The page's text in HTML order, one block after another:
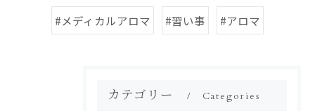
#メディカルアロマ #習い事 #アロマ
カテゴリー Categories